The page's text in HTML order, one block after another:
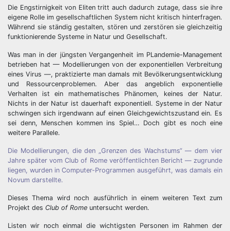
Die Engstirnigkeit von Eliten tritt auch dadurch zutage, dass sie ihre
eigene Rolle im gesellschaftlichen System nicht kritisch hinterfragen.
Während sie ständig gestalten, stören und zerstören sie gleichzeitig
funktionierende Systeme in Natur und Gesellschaft.
Was man in der jüngsten Vergangenheit im PLandemie-Management
betrieben hat — Modellierungen von der exponentiellen Verbreitung
eines Virus —, praktizierte man damals mit Bevölkerungsentwicklung
und Ressourcenproblemen. Aber das angeblich exponentielle
Verhalten ist ein mathematisches Phänomen, keines der Natur.
Nichts in der Natur ist dauerhaft exponentiell. Systeme in der Natur
schwingen sich irgendwann auf einen Gleichgewichtszustand ein. Es
sei denn, Menschen kommen ins Spiel… Doch gibt es noch eine
weitere Parallele.
Die Modellierungen, die den „Grenzen des Wachstums“ — dem vier
Jahre später vom Club of Rome veröffentlichten Bericht — zugrunde
liegen, wurden in Computer-Programmen ausgeführt, was damals ein
Novum darstellte.
Dieses Thema wird noch ausführlich in einem weiteren Text zum
Projekt des Club of Rome untersucht werden.
Listen wir noch einmal die wichtigsten Personen im Rahmen der